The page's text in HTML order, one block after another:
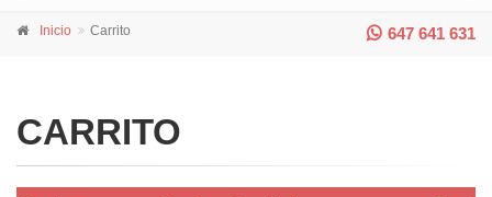
647 641 631
Inicio Carrito
CARRITO